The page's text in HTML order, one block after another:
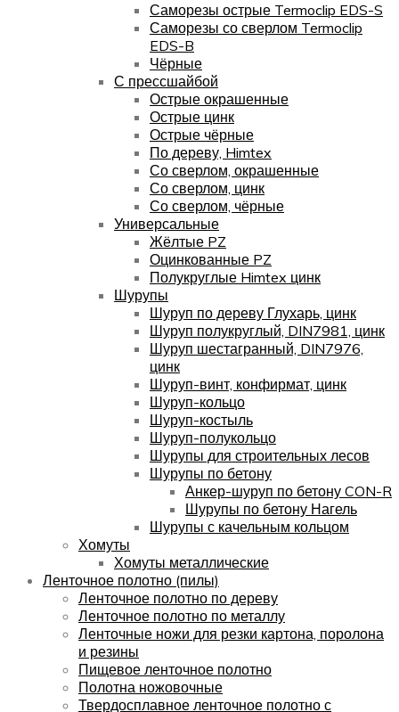
Саморезы острые Termoclip EDS-S
Саморезы со сверлом Termoclip
EDS-B
Чёрные
С прессшайбой
Острые окрашенные
Острые цинк
Острые чёрные
По дереву, Himtex
Со сверлом, окрашенные
Со сверлом, цинк
Со сверлом, чёрные
Универсальные
Жёлтые PZ
Оцинкованные PZ
Полукруглые Himtex цинк
Шурупы
Шуруп по дереву Глухарь, цинк
Шуруп полукруглый, DIN7981, цинк
Шуруп шестагранный, DIN7976,
цинк
Шуруп-винт, конфирмат, цинк
Шуруп-кольцо
Шуруп-костыль
Шуруп-полукольцо
Шурупы для строительных лесов
Шурупы по бетону
Анкер-шуруп по бетону CON-R
Шурупы по бетону Нагель
Шурупы с качельным кольцом
Хомуты
Хомуты металлические
Ленточное полотно (пилы)
Ленточное полотно по дереву
Ленточное полотно по металлу
Ленточные ножи для резки картона, поролона
и резины
Пищевое ленточное полотно
Полотна ножовочные
Твердосплавное ленточное полотно с